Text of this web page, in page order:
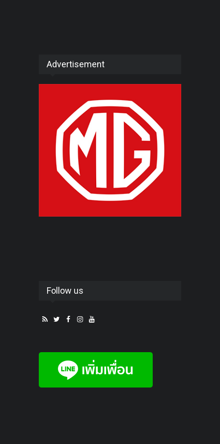
Advertisement
Follow us